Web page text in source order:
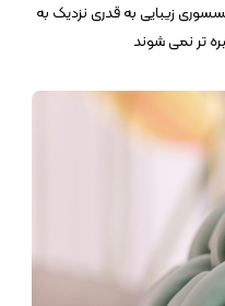
زیبایی به قدری نزدیک به
تر نمی شوند